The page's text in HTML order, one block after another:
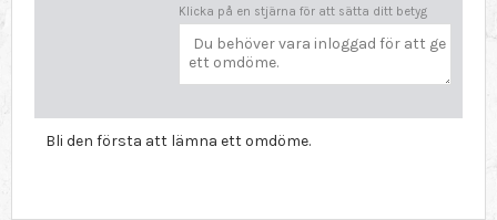
Klicka på en stjärna för att sätta ditt betyg
Bli den första att lämna ett omdöme.